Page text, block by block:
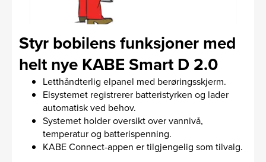
Styr bobilens funksjoner med
helt nye KABE Smart D 2.0
Letthåndterlig elpanel med berøringsskjerm.
Elsystemet registrerer batteristyrken og lader
automatisk ved behov.
Systemet holder oversikt over vannivå,
temperatur og batterispenning.
KABE Connect-appen er tilgjengelig som tilvalg.